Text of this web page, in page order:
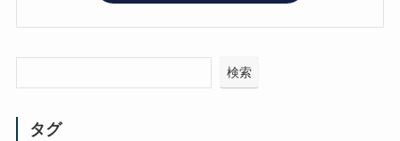
検索
タグ